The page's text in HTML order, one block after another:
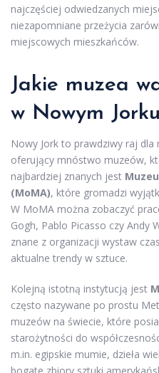
najczęściej odwiedzanych
niezapomniane przeżycia
miejscowych mieszkańców.
Jakie muzea
w Nowym
Nowy Jork to prawdziwy raj dla
oferujący mnóstwo muzeów,
najbardziej znanych jest
(MoMA), które gromadzi
W MoMA można zobaczyć
Gogh, Pablo Picasso czy Andy
znane z organizacji wystaw
aktualne trendy w sztuce.
Kolejną istotną instytucją jest
często nazywane po prostu
muzeów na świecie, które
starożytności do
m.in. egipskie mumie, dzieła